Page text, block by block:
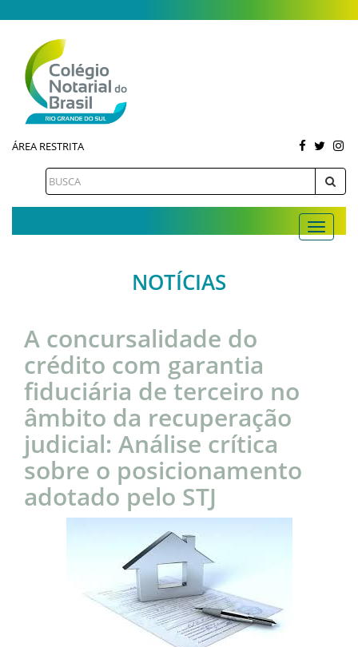
ÁREA RESTRITA
NOTÍCIAS
A concursalidade do
crédito com garantia
fiduciária de terceiro no
âmbito da recuperação
judicial: Análise crítica
sobre o posicionamento
adotado pelo STJ